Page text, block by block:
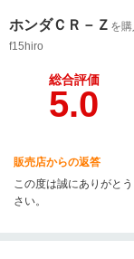
ホンダＣＲ－Ｚ を
f15hiro
総合評価
5.0
販売店からの返答
この度は誠にありがと
さい。